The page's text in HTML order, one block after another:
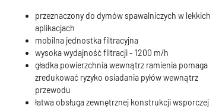
przeznaczony do dymów spawalniczych w lekkich
aplikacjach
mobilna jednostka filtracyjna
wysoka wydajność filtracji - 1200 m/h
gładka powierzchnia wewnątrz ramienia pomaga
zredukować ryzyko osiadania pyłów wewnątrz
przewodu
łatwa obsługa zewnętrznej konstrukcji wsporczej